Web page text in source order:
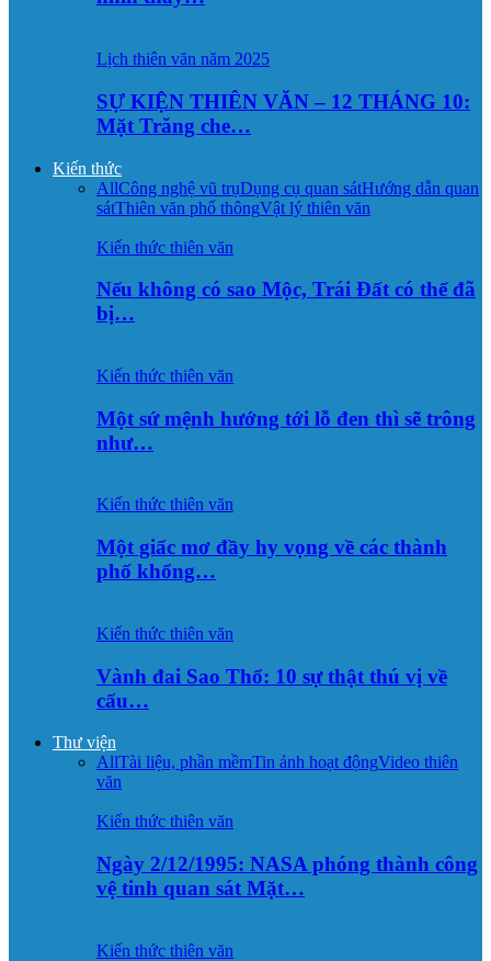
Lịch thiên văn năm 2025
SỰ KIỆN THIÊN VĂN – 12 THÁNG 10:
Mặt Trăng che…
Kiến thức
AllCông nghệ vũ trụDụng cụ quan sátHướng dẫn quan
sátThiên văn phổ thôngVật lý thiên văn
Kiến thức thiên văn
Nếu không có sao Mộc, Trái Đất có thể đã
bị…
Kiến thức thiên văn
Một sứ mệnh hướng tới lỗ đen thì sẽ trông
như…
Kiến thức thiên văn
Một giấc mơ đầy hy vọng về các thành
phố khổng…
Kiến thức thiên văn
Vành đai Sao Thổ: 10 sự thật thú vị về
cấu…
Thư viện
AllTài liệu, phần mềmTin ảnh hoạt độngVideo thiên
văn
Kiến thức thiên văn
Ngày 2/12/1995: NASA phóng thành công
vệ tinh quan sát Mặt…
Kiến thức thiên văn